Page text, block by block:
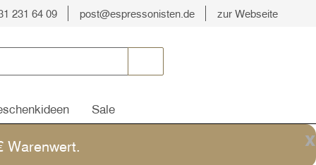
231 64 09 post@espressonisten.de zur Webseite
Sale
x
Warenwert.